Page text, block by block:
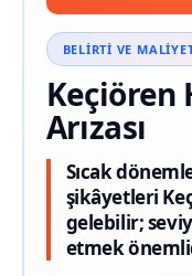
BELIRTI VE
Keçiören
Arızası
Sıcak
şikâyetleri
gelebilir;
etmek